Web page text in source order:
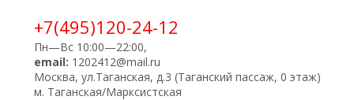
+7(495)120-24-12
Пн—Вс 10:00—22:00,
email: 1202412@mail.ru
Москва, ул.Таганская, д.3 (Таганский пассаж, 0 этаж)
м. Таганская/Марксистская